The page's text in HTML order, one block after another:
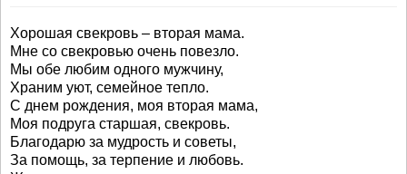
Хорошая свекровь – вторая мама.
Мне со свекровью очень повезло.
Мы обе любим одного мужчину,
Храним уют, семейное тепло.
С днем рождения, моя вторая мама,
Моя подруга старшая, свекровь.
Благодарю за мудрость и советы,
За помощь, за терпение и любовь.